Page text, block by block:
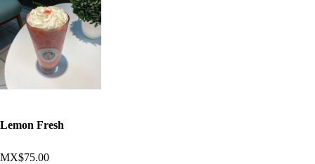
Lemon Fresh
MX$75.00